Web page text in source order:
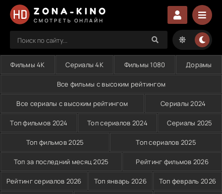
ZONA-KINO
СМОТРЕТЬ ОНЛАЙН
Фильмы 4K Сериалы 4K Фильмы 1080 Дорамы
Все фильмы с высоким рейтингом
Все сериалы с высоким рейтингом Сериалы 2024
Топ фильмов 2024 Топ сериалов 2024 Сериалы 2025
Топ фильмов 2025 Топ сериалов 2025
Топ за последний месяц 2025 Рейтинг фильмов 2026
Рейтинг сериалов 2026 Топ январь 2026 Топ февраль 2026